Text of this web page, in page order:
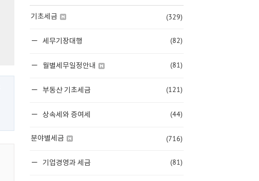
기초세금 (329)
세무기장대행 (82)
월별세무일정안내 (81)
부동산 기초세금 (121)
상속세와 증여세 (44)
분야별세금 (716)
기업경영과 세금 (81)